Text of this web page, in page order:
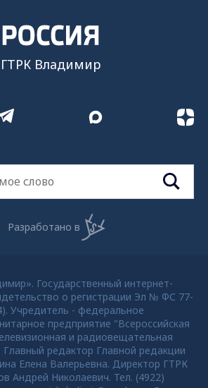
ГТРК Владимир
Разработано в
Государственный интернет-
о регистрации Эл № ФС 77-
Учредитель - федеральное
предприятие "Всероссийская
и радиовещательная
редактор Главной редакции
Елена Валерьевна. Директор ГТРК
Андрей Николаевич. Тел. (4922)